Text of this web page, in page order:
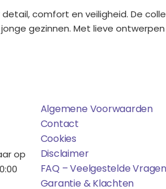
comfort en veiligheid. De
gezinnen. Met lieve
op
Algemene Voorwaarden
Contact
Cookies
Disclaimer
FAQ – Veelgestelde Vragen
Garantie & Klachten